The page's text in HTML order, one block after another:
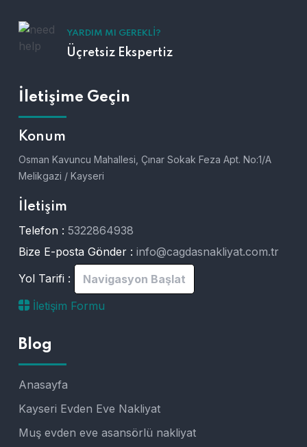
YARDIM MI GEREKLI?
Üçretsiz Ekspertiz
İletişime Geçin
Konum
Osman Kavuncu Mahallesi, Çınar Sokak Feza Apt. No:1/A
Melikgazi / Kayseri
İletişim
Telefon : 5322864938
Bize E-posta Gönder : info@cagdasnakliyat.com.tr
Yol Tarifi :
Navigasyon Başlat
İletişim Formu
Blog
Anasayfa
Kayseri Evden Eve Nakliyat
Muş evden eve asansörlü nakliyat